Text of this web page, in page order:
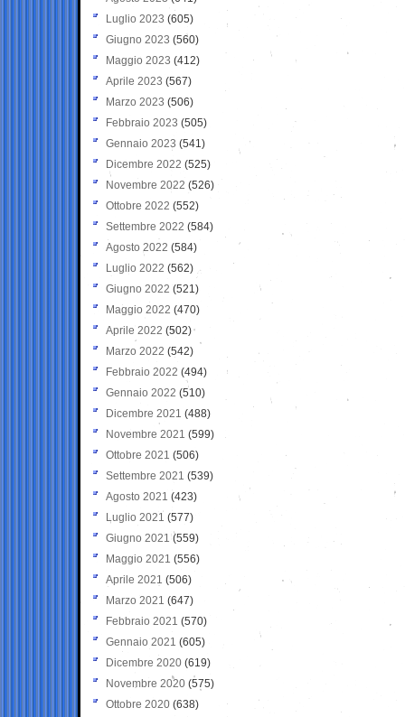
Luglio 2023 (605)
Giugno 2023 (560)
Maggio 2023 (412)
Aprile 2023 (567)
Marzo 2023 (506)
Febbraio 2023 (505)
Gennaio 2023 (541)
Dicembre 2022 (525)
Novembre 2022 (526)
Ottobre 2022 (552)
Settembre 2022 (584)
Agosto 2022 (584)
Luglio 2022 (562)
Giugno 2022 (521)
Maggio 2022 (470)
Aprile 2022 (502)
Marzo 2022 (542)
Febbraio 2022 (494)
Gennaio 2022 (510)
Dicembre 2021 (488)
Novembre 2021 (599)
Ottobre 2021 (506)
Settembre 2021 (539)
Agosto 2021 (423)
Luglio 2021 (577)
Giugno 2021(559)
Maggio 2021 (556)
Aprile 2021 (506)
Marzo 2021 (647)
Febbraio 2021 (570)
Gennaio 2021 (605)
Dicembre 2020 (619)
Novembre 2020 (575)
Ottobre 2020 (638)